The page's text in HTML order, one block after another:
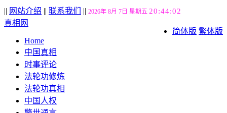
|| 网站介绍 || 联系我们 || 2026年 8月 7日 星期五 20:44:04
简体版 繁体版
真相网
Home
中国真相
时事评论
法轮功修炼
法轮功真相
中国人权